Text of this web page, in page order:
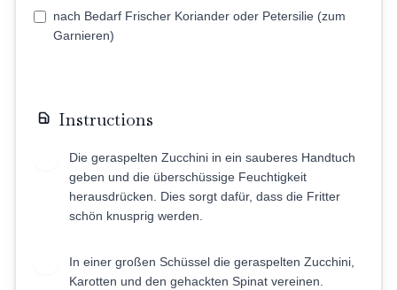
nach Bedarf Frischer Koriander oder Petersilie (zum
Garnieren)
Instructions
Die geraspelten Zucchini in ein sauberes Handtuch
geben und die überschüssige Feuchtigkeit
herausdrücken. Dies sorgt dafür, dass die Fritter
schön knusprig werden.
In einer großen Schüssel die geraspelten Zucchini,
Karotten und den gehackten Spinat vereinen.